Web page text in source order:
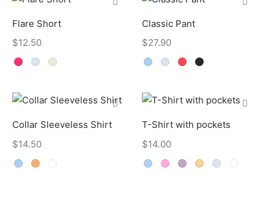
Flare Short
$12.50
Classic Pant
$27.90
Collar Sleeveless Shirt
$14.50
T-Shirt with pockets
$14.00